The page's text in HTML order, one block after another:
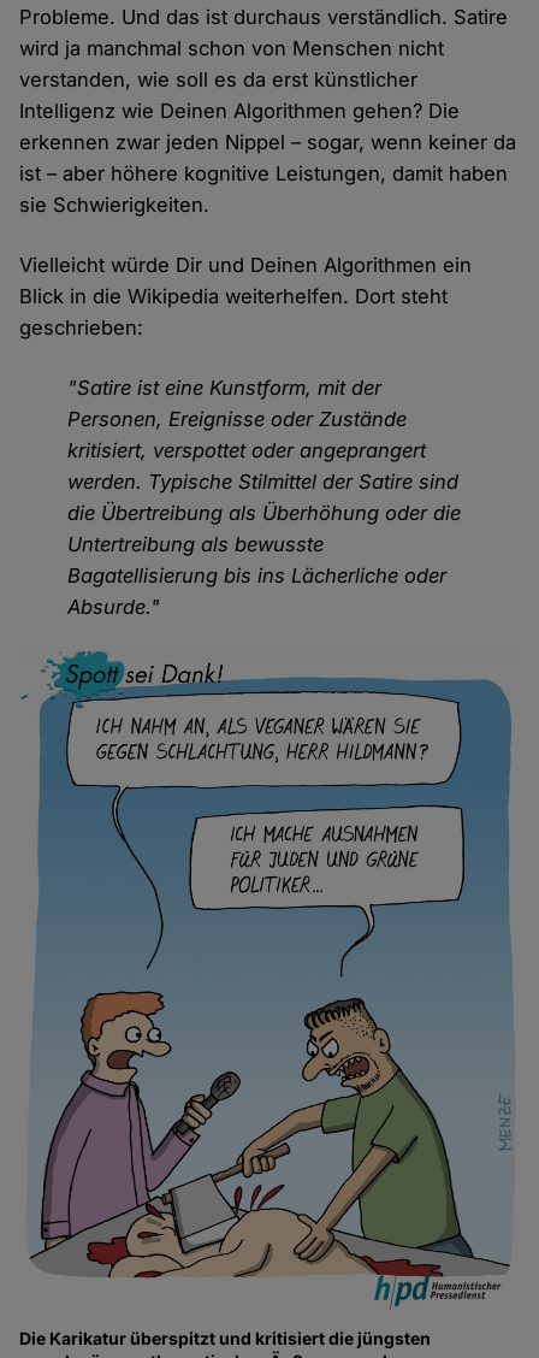
Probleme. Und das ist durchaus verständlich. Satire
wird ja manchmal schon von Menschen nicht
verstanden, wie soll es da erst künstlicher
Intelligenz wie Deinen Algorithmen gehen? Die
erkennen zwar jeden Nippel – sogar, wenn keiner da
ist – aber höhere kognitive Leistungen, damit haben
sie Schwierigkeiten.
Vielleicht würde Dir und Deinen Algorithmen ein
Blick in die Wikipedia weiterhelfen. Dort steht
geschrieben:
"Satire ist eine Kunstform, mit der
Personen, Ereignisse oder Zustände
kritisiert, verspottet oder angeprangert
werden. Typische Stilmittel der Satire sind
die Übertreibung als Überhöhung oder die
Untertreibung als bewusste
Bagatellisierung bis ins Lächerliche oder
Absurde."
Die Karikatur überspitzt und kritisiert die jüngsten